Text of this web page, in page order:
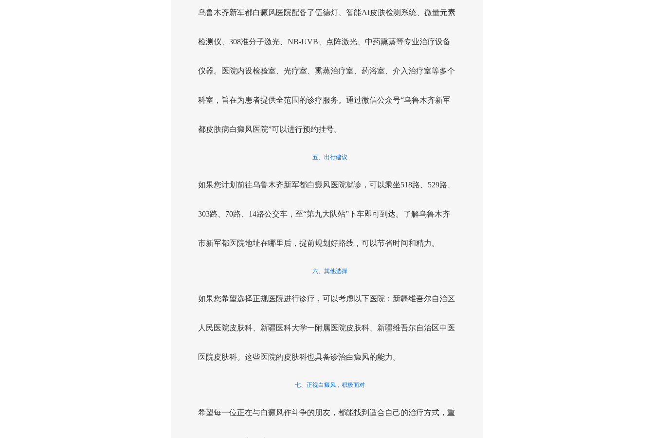
乌鲁木齐新军都白癜风医院配备了伍德灯、智能AI皮肤检测系统、微量元素
检测仪、308准分子激光、NB-UVB、点阵激光、中药熏蒸等专业治疗设备
仪器。医院内设检验室、光疗室、熏蒸治疗室、药浴室、介入治疗室等多个
科室，旨在为患者提供全范围的诊疗服务。通过微信公众号“乌鲁木齐新军
都皮肤病白癜风医院”可以进行预约挂号。
五、出行建议
如果您计划前往乌鲁木齐新军都白癜风医院就诊，可以乘坐518路、529路、
303路、70路、14路公交车，至“第九大队站”下车即可到达。了解乌鲁木齐
市新军都医院地址在哪里后，提前规划好路线，可以节省时间和精力。
六、其他选择
如果您希望选择正规医院进行诊疗，可以考虑以下医院：新疆维吾尔自治区
人民医院皮肤科、新疆医科大学一附属医院皮肤科、新疆维吾尔自治区中医
医院皮肤科。这些医院的皮肤科也具备诊治白癜风的能力。
七、正视白癜风，积极面对
希望每一位正在与白癜风作斗争的朋友，都能找到适合自己的治疗方式，重